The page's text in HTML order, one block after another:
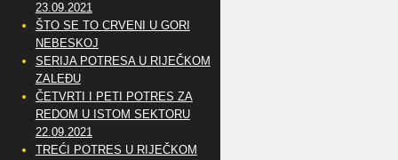
23.09.2021
ŠTO SE TO CRVENI U GORI
NEBESKOJ
SERIJA POTRESA U RIJEČKOM
ZALEĐU
ČETVRTI I PETI POTRES ZA
REDOM U ISTOM SEKTORU
22.09.2021
TREĆI POTRES U RIJEČKOM